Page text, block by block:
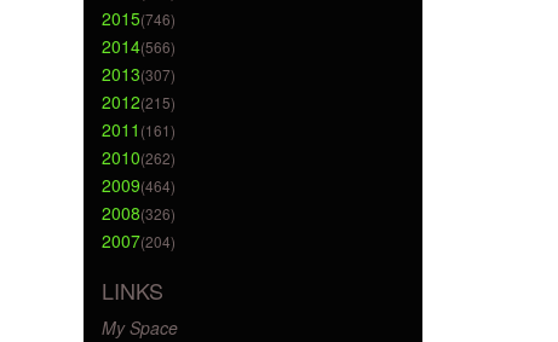
2015(746)
2014(566)
2013(307)
2012(215)
2011 (161)
2010(262)
2009(464)
2008(326)
2007(204)
LINKS
My Space